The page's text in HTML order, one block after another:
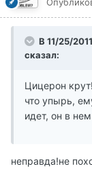
В 11/25/
сказал:
Цицерон
что упырь,
идет, он в
неправда!не